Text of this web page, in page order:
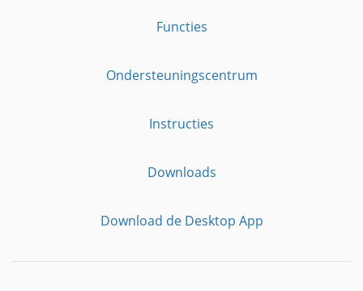
Functies
Ondersteuningscentrum
Instructies
Downloads
Download de Desktop App